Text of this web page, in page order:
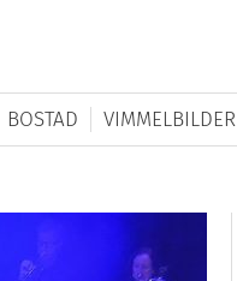
BOSTAD VIMMELBILDER